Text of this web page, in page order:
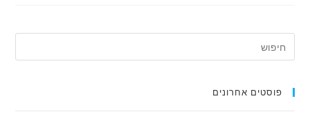
פוסטים אחרונים